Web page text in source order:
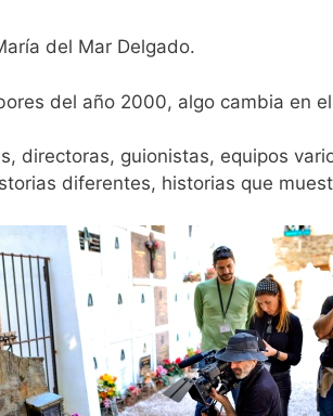
del Mar Delgado.
del año 2000, algo cambia en
directoras, guionistas, equipos
diferentes, historias que